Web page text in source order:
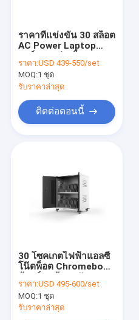
ราคาที่แข่งขัน 30 สล็อต
AC Power Laptop
Notebook ชาร์จรถคัน
ราคา:USD 439-550/set
MOQ:1 ชุด
รับราคาล่าสุด
ติดต่อตอนนี้
30 โซคเกตไฟฟ้าแอลซี
โน๊ตพ็อต Chromebook
มาตรฐานของ
นิวซีแลนด์
ราคา:USD 495-600/set
MOQ:1 ชุด
รับราคาล่าสุด